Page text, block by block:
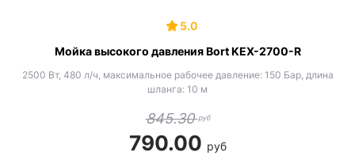
5.0
Мойка высокого давления Bort KEX-2700-R
2500 Вт, 480 л/ч, максимальное рабочее давление: 150 Бар, длина
шланга: 10 м
845.30руб
790.00 руб